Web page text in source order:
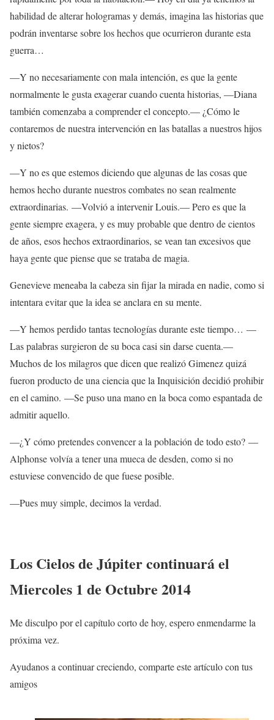
habilidad de alterar hologramas y demás, imagina las historias que
podrán inventarse sobre los hechos que ocurrieron durante esta
guerra…
—Y no necesariamente con mala intención, es que la gente
normalmente le gusta exagerar cuando cuenta historias, —Diana
también comenzaba a comprender el concepto.— ¿Cómo le
contaremos de nuestra intervención en las batallas a nuestros hijos
y nietos?
—Y no es que estemos diciendo que algunas de las cosas que
hemos hecho durante nuestros combates no sean realmente
extraordinarias. —Volvió a intervenir Louis.— Pero es que la
gente siempre exagera, y es muy probable que dentro de cientos
de años, esos hechos extraordinarios, se vean tan excesivos que
haya gente que piense que se trataba de magia.
Genevieve meneaba la cabeza sin fijar la mirada en nadie, como si
intentara evitar que la idea se anclara en su mente.
—Y hemos perdido tantas tecnologías durante este tiempo… —
Las palabras surgieron de su boca casi sin darse cuenta.—
Muchos de los milagros que dicen que realizó Gimenez quizá
fueron producto de una ciencia que la Inquisición decidió prohibir
en el camino. —Se puso una mano en la boca como espantada de
admitir aquello.
—¿Y cómo pretendes convencer a la población de todo esto? —
Alphonse volvía a tener una mueca de desden, como si no
estuviese convencido de que fuese posible.
—Pues muy simple, decimos la verdad.
Los Cielos de Júpiter continuará el
Miercoles 1 de Octubre 2014
Me disculpo por el capítulo corto de hoy, espero enmendarme la
próxima vez.
Ayudanos a continuar creciendo, comparte este artículo con tus
amigos